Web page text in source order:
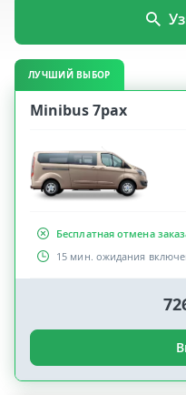
ЛУЧШИЙ ВЫБОР
Minibus 7pax
Бесплатная отмена
15 мин. ожидания